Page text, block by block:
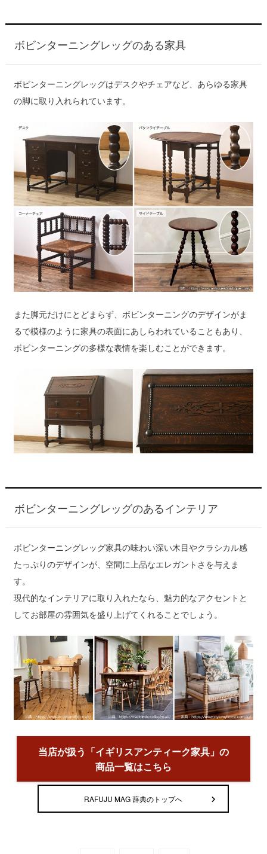
ボビンターニングレッグのある家具
ボビンターニングレッグはデスクやチェアなど、あらゆる家具
の脚に取り入れられています。
また脚元だけにとどまらず、ボビンターニングのデザインがま
るで模様のように家具の表面にあしらわれていることもあり、
ボビンターニングの多様な表情を楽しむことができます。
ボビンターニングレッグのあるインテリア
ボビンターニングレッグ家具の味わい深い木目やクラシカル感
たっぷりのデザインが、空間に上品なエレガントさを与えま
す。
現代的なインテリアに取り入れたなら、魅力的なアクセントと
してお部屋の雰囲気を盛り上げてくれることでしょう。
当店が扱う「イギリスアンティーク家具」の
商品一覧はこちら
RAFUJU MAG 辞典のトップへ